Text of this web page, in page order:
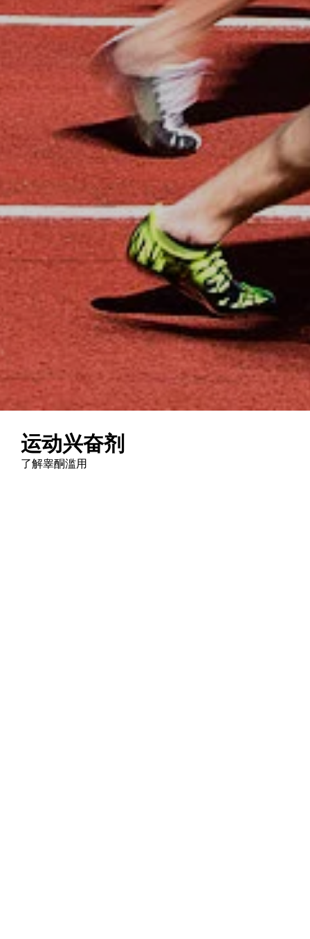
运动兴奋剂
了解睾酮滥用